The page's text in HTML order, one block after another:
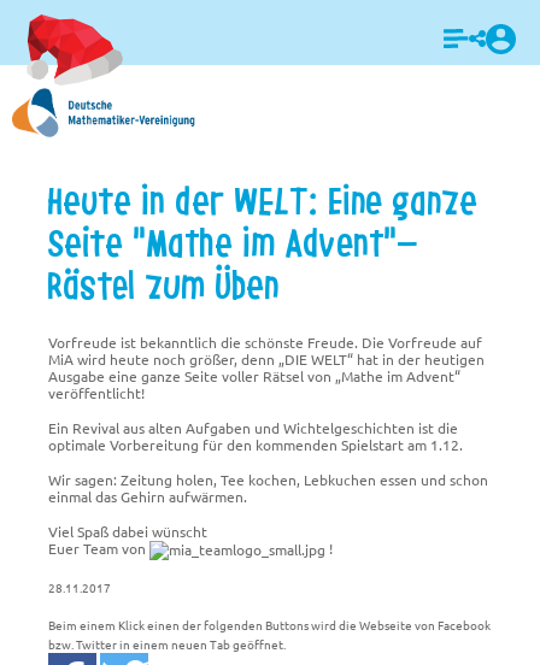
Login
Heute in der WELT: Eine ganze
Seite "Mathe im Advent"-
Rästel zum Üben
Vorfreude ist bekanntlich die schönste Freude. Die Vorfreude auf
MiA wird heute noch größer, denn „DIE WELT“ hat in der heutigen
Ausgabe eine ganze Seite voller Rätsel von „Mathe im Advent“
veröffentlicht!
Ein Revival aus alten Aufgaben und Wichtelgeschichten ist die
optimale Vorbereitung für den kommenden Spielstart am 1.12.
Wir sagen: Zeitung holen, Tee kochen, Lebkuchen essen und schon
einmal das Gehirn aufwärmen.
Viel Spaß dabei wünscht
Euer Team von
!
28.11.2017
Beim einem Klick einen der folgenden Buttons wird die Webseite von Facebook
bzw. Twitter in einem neuen Tab geöffnet.